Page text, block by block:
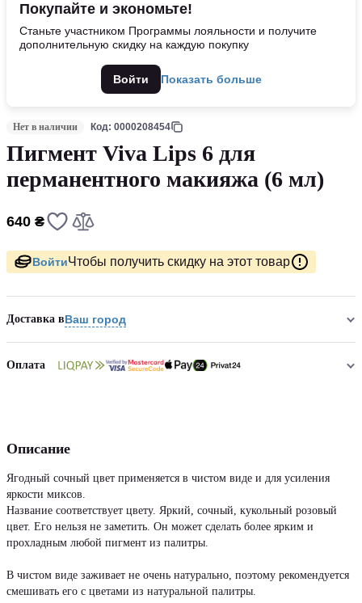
Покупайте и экономьте!
Станьте участником Программы лояльности и получите
дополнительную скидку на каждую покупку
Войти Показать больше
Нет в наличии Код: 0000208454
Пигмент Viva Lips 6 для
перманентного макияжа (6 мл)
640 ₴
ВойтиЧтобы получить скидку на этот товар
Доставка вВаш город
Оплата
Описание
Ягодный сочный цвет применяется в чистом виде и для усиления
яркости миксов.
Название соответствует цвету. Яркий, сочный, кукольный розовый
цвет. Его нельзя не заметить. Он может сделать более ярким и
прохладным любой пигмент из палитры.
В чистом виде заживает не очень натурально, поэтому рекомендуется
смешивать его с цветами из натуральной палитры.